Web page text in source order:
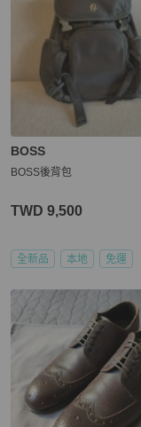
BOSS
BOSS後背包
TWD 9,500
全新品 本地 免運